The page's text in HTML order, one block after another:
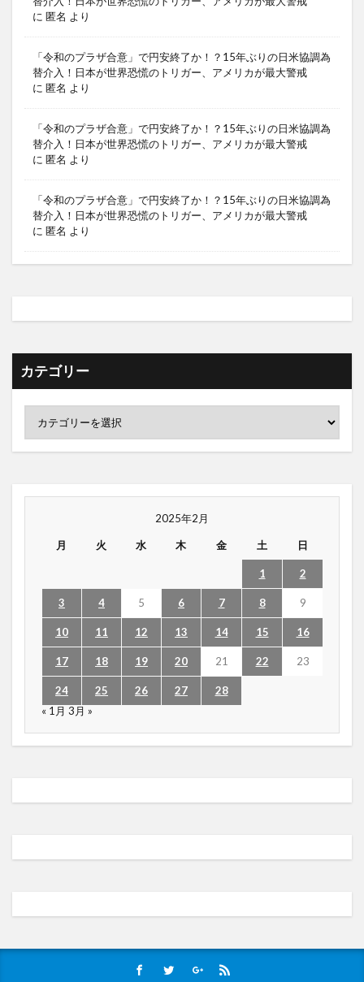
に 匿名 より
「令和のプラザ合意」で円安終了か！？15年ぶりの日米協調為
替介入！日本が世界恐慌のトリガー、アメリカが最大警戒
に 匿名 より
「令和のプラザ合意」で円安終了か！？15年ぶりの日米協調為
替介入！日本が世界恐慌のトリガー、アメリカが最大警戒
に 匿名 より
「令和のプラザ合意」で円安終了か！？15年ぶりの日米協調為
替介入！日本が世界恐慌のトリガー、アメリカが最大警戒
に 匿名 より
カテゴリー
2025年2月
月 火 水 木 金 土 日
1 2
3 4 5 6 7 8 9
10 11 12 13 14 15 16
17 18 19 20 21 22 23
24 25 26 27
28
« 1月 3月 »